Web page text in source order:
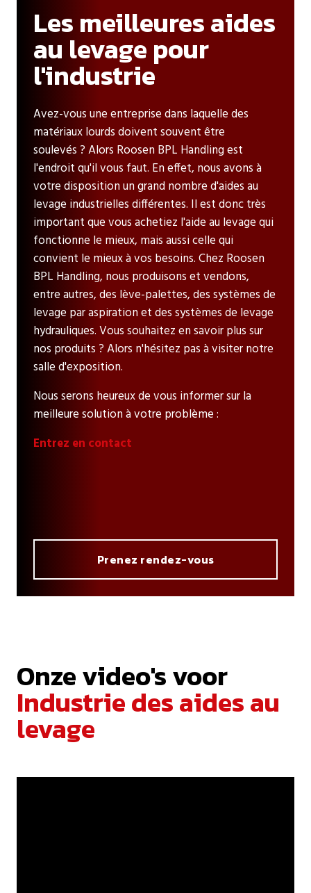
Les meilleures aides
au levage pour
l'industrie
Avez-vous une entreprise dans laquelle des
matériaux lourds doivent souvent être
soulevés ? Alors Roosen BPL Handling est
l'endroit qu'il vous faut. En effet, nous avons à
votre disposition un grand nombre d'aides au
levage industrielles différentes. Il est donc très
important que vous achetiez l'aide au levage qui
fonctionne le mieux, mais aussi celle qui
convient le mieux à vos besoins. Chez Roosen
BPL Handling, nous produisons et vendons,
entre autres, des lève-palettes, des systèmes de
levage par aspiration et des systèmes de levage
hydrauliques. Vous souhaitez en savoir plus sur
nos produits ? Alors n'hésitez pas à visiter notre
salle d'exposition.
Nous serons heureux de vous informer sur la
meilleure solution à votre problème :
Entrez en contact
Prenez rendez-vous
Onze video's voor
Industrie des aides au
levage